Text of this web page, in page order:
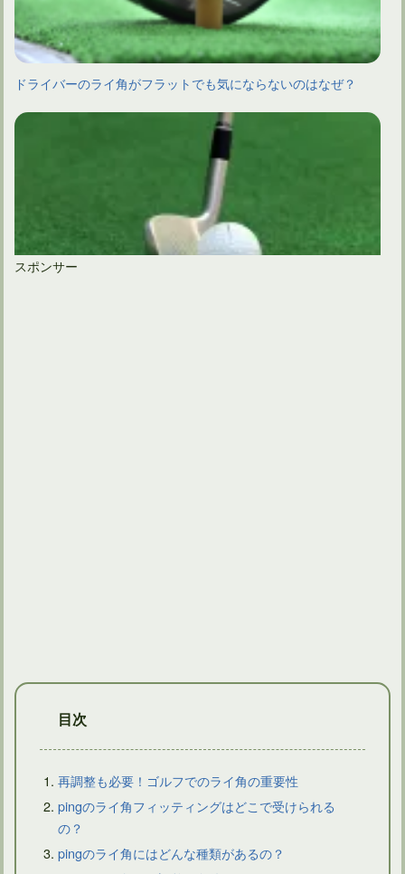
ドライバーのライ角がフラットでも気にならないのはなぜ？
アイアンのリシャフトの費用は外注と自作のどっちがお得？
スポンサー
目次
再調整も必要！ゴルフでのライ角の重要性
pingのライ角フィッティングはどこで受けられる
の？
pingのライ角にはどんな種類があるの？